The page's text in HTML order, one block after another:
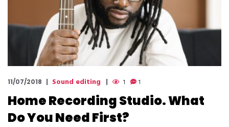
11/07/2018 Sound editing 1 1
Home Recording Studio. What
Do You Need First?